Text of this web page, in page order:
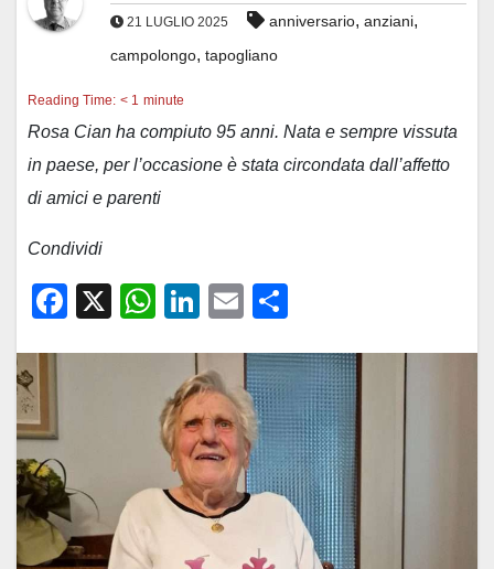
21 LUGLIO 2025 anniversario, anziani,
campolongo, tapogliano
Reading Time: < 1 minute
Rosa Cian ha compiuto 95 anni. Nata e sempre vissuta
in paese, per l’occasione è stata circondata dall’affetto
di amici e parenti
Condividi
F
o
o
k
X
W
at
s
A
p
p
Li
k
e
dI
n
E
ail n
di
vi
di